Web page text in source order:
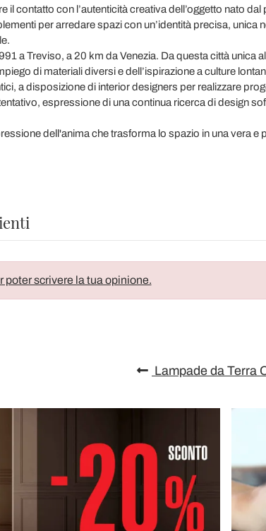
il contatto con l’autenticità creativa dell’oggetto nato
per arredare spazi con un’identità precisa, unica
a Treviso, a 20 km da Venezia. Da questa città
di materiali diversi e dell’ispirazione a culture
a disposizione di interior designers per realizzare
espressione di una continua ricerca di design
dell'anima che trasforma lo spazio in una vera e
poter scrivere la tua opinione.
Lampade da Terra